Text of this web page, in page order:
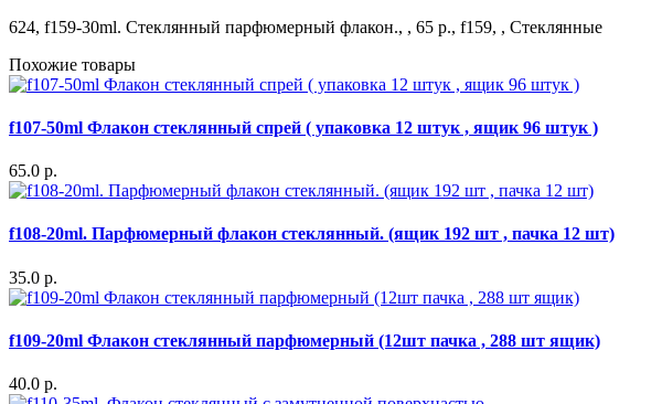
624, f159-30ml. Стеклянный парфюмерный флакон., , 65 р., f159, , Стеклянные
Похожие товары
f107-50ml Флакон стеклянный спрей ( упаковка 12 штук , ящик 96 штук )
65.0 р.
f108-20ml. Парфюмерный флакон стеклянный. (ящик 192 шт , пачка 12 шт)
35.0 р.
f109-20ml Флакон стеклянный парфюмерный (12шт пачка , 288 шт ящик)
40.0 р.